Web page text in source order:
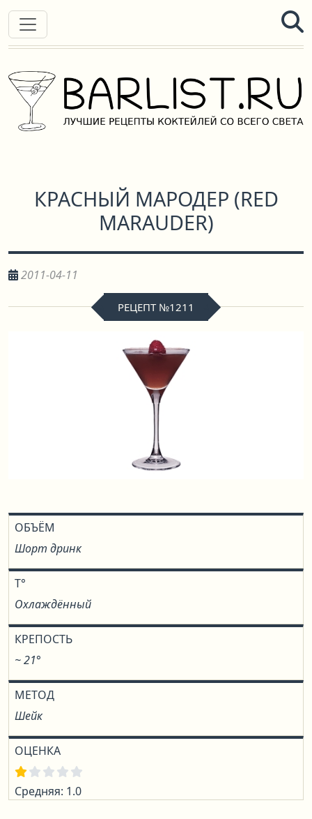
КРАСНЫЙ МАРОДЕР (RED
MARAUDER)
2011-04-11
РЕЦЕПТ №1211
ОБЪЁМ
Шорт дринк
T°
Охлаждённый
КРЕПОСТЬ
~ 21°
МЕТОД
Шейк
ОЦЕНКА
Средняя: 1.0